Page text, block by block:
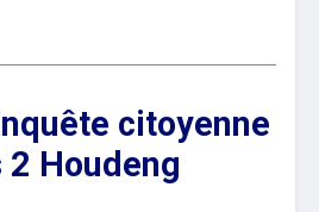
citoyenne
2 Houdeng